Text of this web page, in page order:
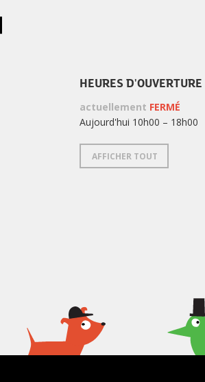
HEURES D'OUVERTURE
actuellement FERMÉ
Aujourd'hui 10h00 – 18h00
AFFICHER TOUT